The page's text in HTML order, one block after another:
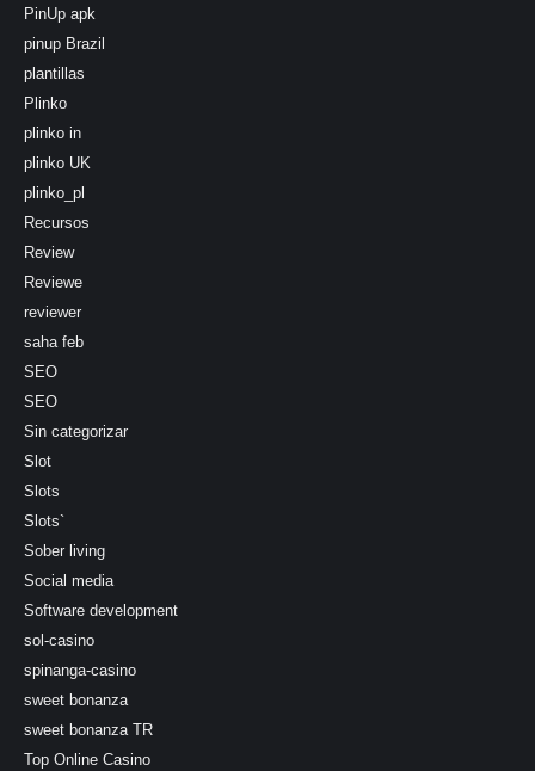
PinUp apk
pinup Brazil
plantillas
Plinko
plinko in
plinko UK
plinko_pl
Recursos
Review
Reviewe
reviewer
saha feb
SEO
SEO
Sin categorizar
Slot
Slots
Slots`
Sober living
Social media
Software development
sol-casino
spinanga-casino
sweet bonanza
sweet bonanza TR
Top Online Casino